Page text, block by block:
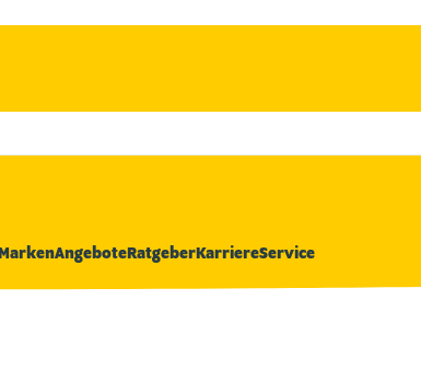
MarkenAngeboteRatgeberKarriereService